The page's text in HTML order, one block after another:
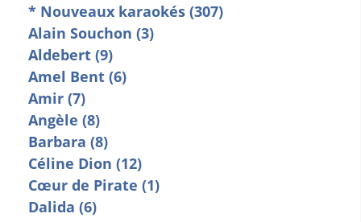
* Nouveaux karaokés (307)
Alain Souchon (3)
Aldebert (9)
Amel Bent (6)
Amir (7)
Angèle (8)
Barbara (8)
Céline Dion (12)
Cœur de Pirate (1)
Dalida (6)